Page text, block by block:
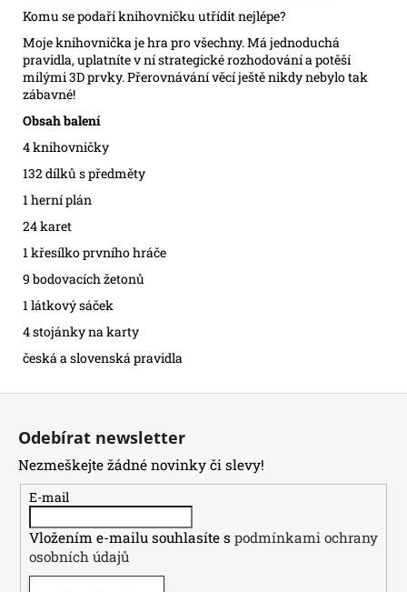
Komu se podaří knihovničku utřídit nejlépe?
Moje knihovnička je hra pro všechny. Má jednoduchá
pravidla, uplatníte v ní strategické rozhodování a potěší
milými 3D prvky. Přerovnávání věcí ještě nikdy nebylo tak
zábavné!
Obsah balení
4 knihovničky
132 dílků s předměty
1 herní plán
24 karet
1 křesílko prvního hráče
9 bodovacích žetonů
1 látkový sáček
4 stojánky na karty
česká a slovenská pravidla
BOOSTER
99
Kč
Z
Odebírat newsletter
Nezmeškejte žádné novinky či slevy!
E-mail
Vložením e-mailu souhlasíte s podmínkami ochrany
osobních údajů